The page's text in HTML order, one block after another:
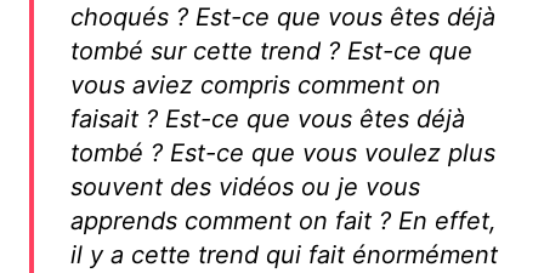
choqués ? Est-ce que vous êtes déjà
tombé sur cette trend ? Est-ce que
vous aviez compris comment on
faisait ? Est-ce que vous êtes déjà
tombé ? Est-ce que vous voulez plus
souvent des vidéos ou je vous
apprends comment on fait ? En effet,
il y a cette trend qui fait énormément